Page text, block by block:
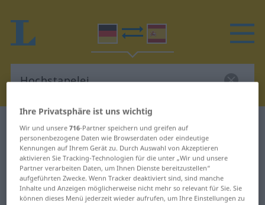
Deutsch-Spanisch Wörterbuch Hochstapelei
Deutsch-Spanisch Übersetzung für
"Hochstapelei"
"Hochstapelei" Spanisch
Ihre Privatsphäre ist uns wichtig
Wir und unsere716-Partner speichern und greifen auf
personenbezogene Daten wie Browserdaten oder eindeutige
Kennungen auf Ihrem Gerät zu. Durch Auswahl von Akzeptieren
aktivieren Sie Tracking-Technologien für die unter „Wir und unsere
Partner verarbeiten Daten, um Ihnen Dienste bereitzustellen“
aufgeführten Zwecke. Wenn Tracker deaktiviert sind, sind manche
Inhalte und Anzeigen möglicherweise nicht mehr so relevant für Sie. Sie
können dieses Menü jederzeit wieder aufrufen, um Ihre Einstellungen zu